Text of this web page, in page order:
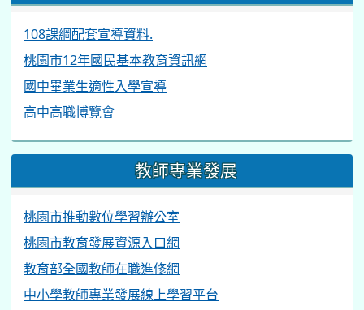
108課綱配套宣導資料.
桃園市12年國民基本教育資訊網
國中畢業生適性入學宣導
高中高職博覽會
教師專業發展
桃園市推動數位學習辦公室
桃園市教育發展資源入口網
教育部全國教師在職進修網
中小學教師專業發展線上學習平台